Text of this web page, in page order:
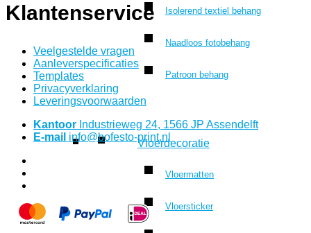
Isolerend textiel behang
Naadloos fotobehang
Patroon behang
Vloerdecoratie
Vloermatten
Vloersticker
Klantenservice
Veelgestelde vragen
Aanleverspecificaties
Templates
Privacyverklaring
Leveringsvoorwaarden
Kantoor Industrieweg 24, 1566 JP Assendelft
E-mail info@bofesto-print.nl